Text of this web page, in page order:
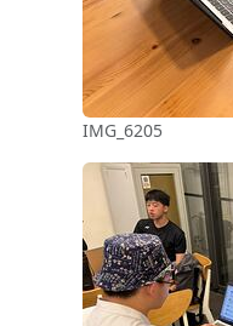
IMG_6205